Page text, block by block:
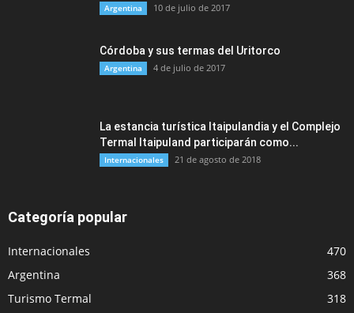
Argentina 10 de julio de 2017
Córdoba y sus termas del Uritorco
Argentina 4 de julio de 2017
La estancia turística Itaipulandia y el Complejo
Termal Itaipuland participarán como...
Internacionales 21 de agosto de 2018
Categoría popular
Internacionales
470
Argentina
368
Turismo Termal
318